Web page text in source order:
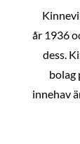
år 1936
dess.
bolag
innehav